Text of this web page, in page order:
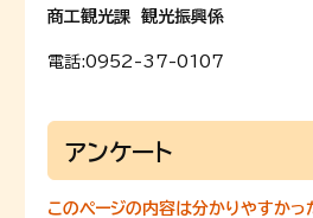
商工観光課 観光振興係
電話:0952-37-0107
アンケート
このページの内容は分かりやすかっ